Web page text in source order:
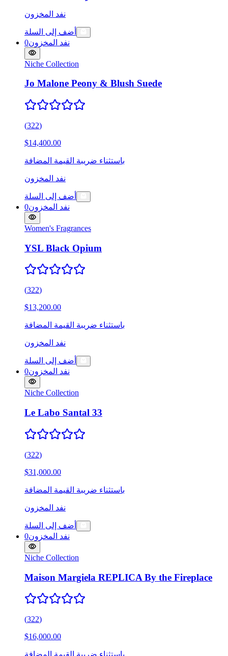
نفد المخزون
أضف إلى السلة
نفد المخزون0
Niche Collection
Jo Malone Peony & Blush Suede
(322)
$14,400.00
باستثناء ضريبة القيمة المضافة
نفد المخزون
أضف إلى السلة
نفد المخزون0
Women's Fragrances
YSL Black Opium
(322)
$13,200.00
باستثناء ضريبة القيمة المضافة
نفد المخزون
أضف إلى السلة
نفد المخزون0
Niche Collection
Le Labo Santal 33
(322)
$31,000.00
باستثناء ضريبة القيمة المضافة
نفد المخزون
أضف إلى السلة
نفد المخزون0
Niche Collection
Maison Margiela REPLICA By the Fireplace
(322)
$16,000.00